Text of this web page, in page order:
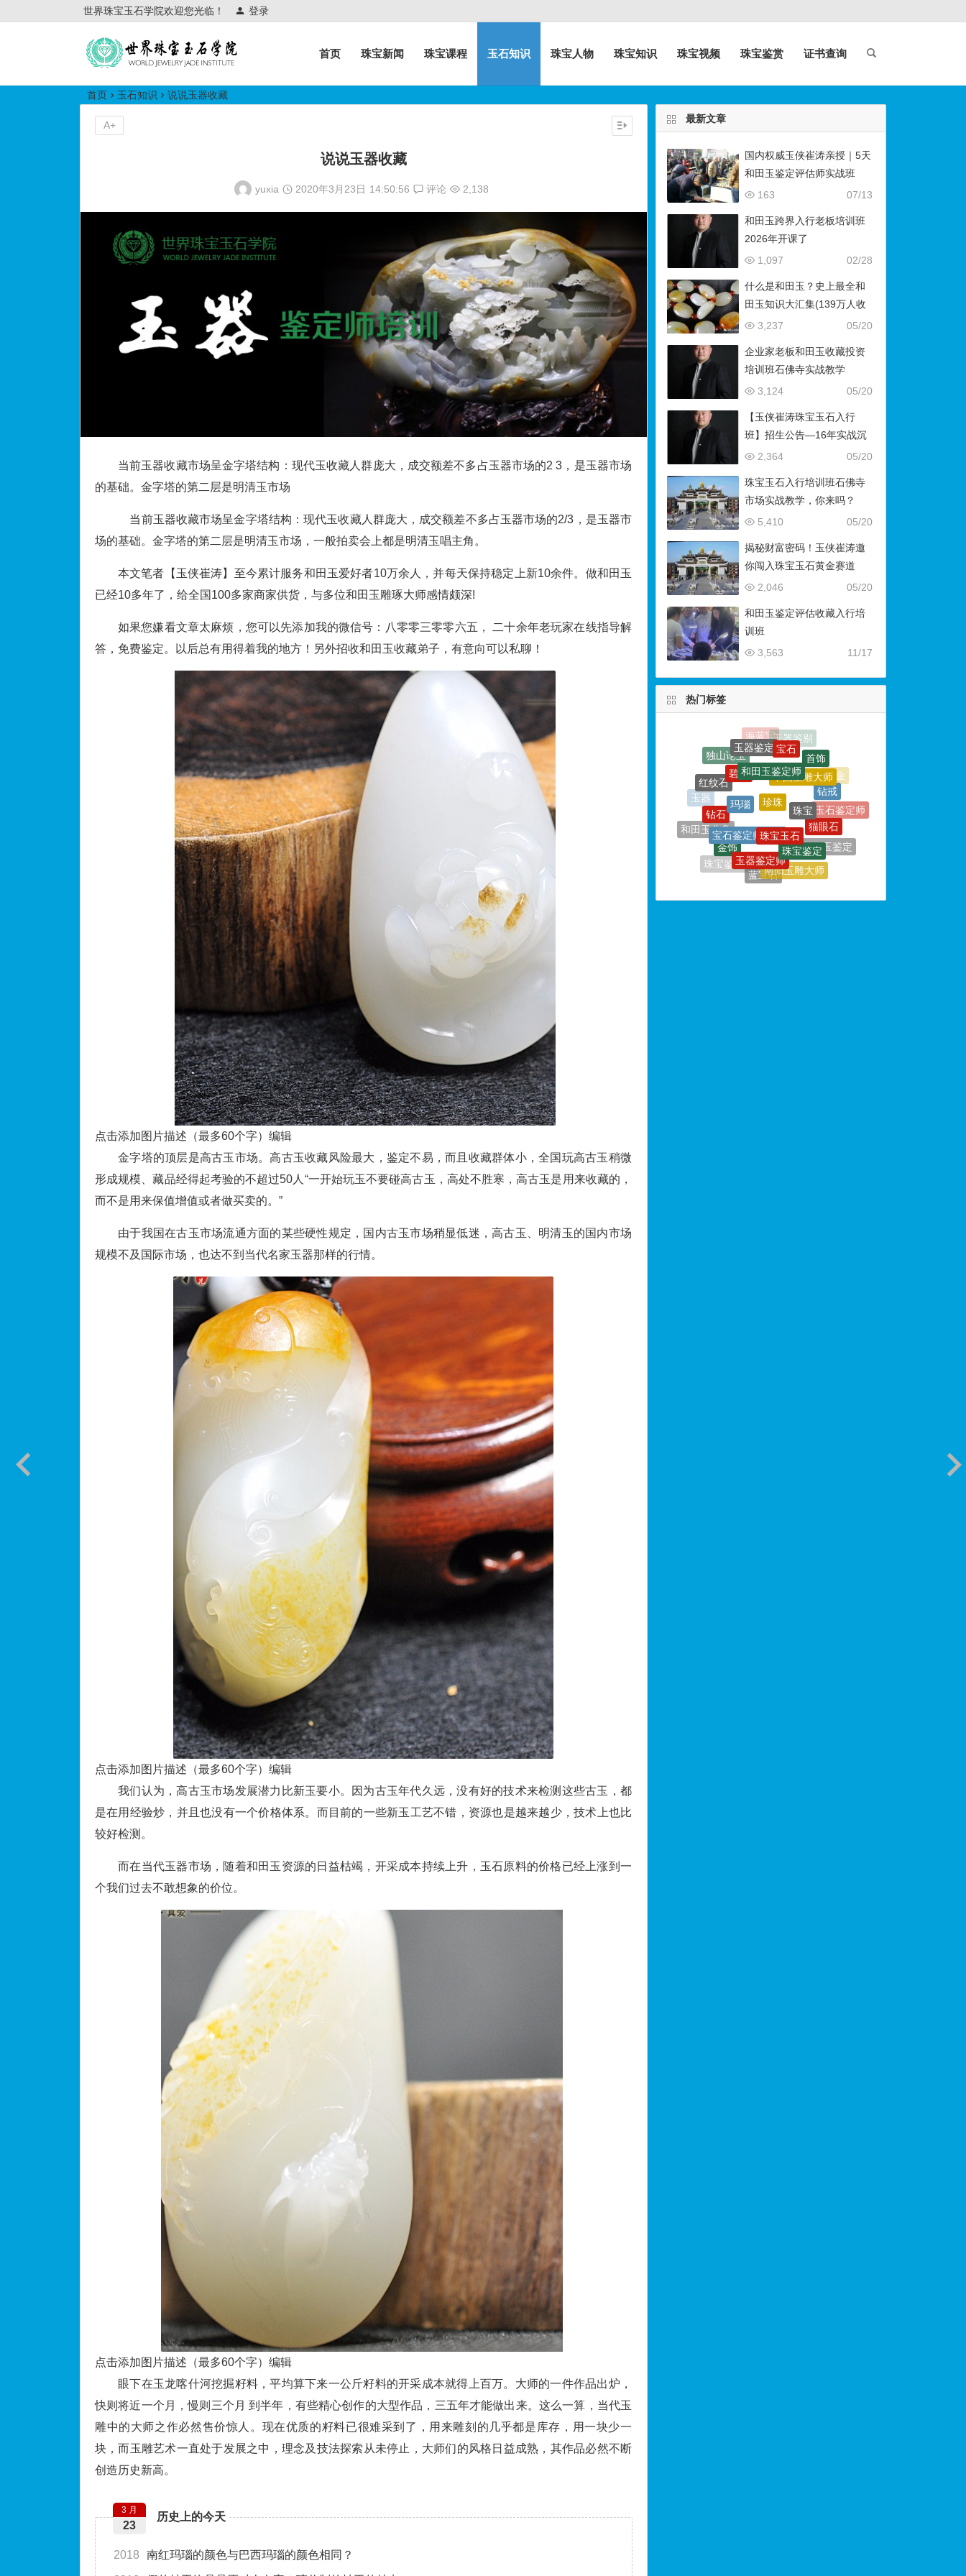
世界珠宝玉石学院欢迎您光临！ 登录
世界珠宝玉石学院培训中心
首页 珠宝新闻 珠宝课程 玉石知识 珠宝人物 珠宝知识 珠宝视频 珠宝鉴赏 证书查询
首页 玉石知识 说说玉器收藏
说说玉器收藏
yuxia 2020年3月23日 14:50:56 评论 2,138
当前玉器收藏市场呈金字塔结构：现代玉收藏人群庞大，成交额差不多占玉器市场的2 3，是玉器市场
的基础。金字塔的第二层是明清玉市场
当前玉器收藏市场呈金字塔结构：现代玉收藏人群庞大，成交额差不多占玉器市场的2/3，是玉器市
场的基础。金字塔的第二层是明清玉市场，一般拍卖会上都是明清玉唱主角。
本文笔者【玉侠崔涛】至今累计服务和田玉爱好者10万余人，并每天保持稳定上新10余件。做和田玉
已经10多年了，给全国100多家商家供货，与多位和田玉雕琢大师感情颇深!
如果您嫌看文章太麻烦，您可以先添加我的微信号：八零零三零零六五， 二十余年老玩家在线指导解
答，免费鉴定。以后总有用得着我的地方！另外招收和田玉收藏弟子，有意向可以私聊！
点击添加图片描述（最多60个字） 编辑
金字塔的顶层是高古玉市场。高古玉收藏风险最大，鉴定不易，而且收藏群体小，全国玩高古玉稍微
形成规模、藏品经得起考验的不超过50人“一开始玩玉不要碰高古玉，高处不胜寒，高古玉是用来收藏的，
而不是用来保值增值或者做买卖的。”
由于我国在古玉市场流通方面的某些硬性规定，国内古玉市场稍显低迷，高古玉、明清玉的国内市场
规模不及国际市场，也达不到当代名家玉器那样的行情。
点击添加图片描述（最多60个字） 编辑
我们认为，高古玉市场发展潜力比新玉要小。因为古玉年代久远，没有好的技术来检测这些古玉，都
是在用经验炒，并且也没有一个价格体系。而目前的一些新玉工艺不错，资源也是越来越少，技术上也比
较好检测。
而在当代玉器市场，随着和田玉资源的日益枯竭，开采成本持续上升，玉石原料的价格已经上涨到一
个我们过去不敢想象的价位。
点击添加图片描述（最多60个字） 编辑
眼下在玉龙喀什河挖掘籽料，平均算下来一公斤籽料的开采成本就得上百万。大师的一件作品出炉，
快则将近一个月，慢则三个月 到半年，有些精心创作的大型作品，三五年才能做出来。这么一算，当代玉
雕中的大师之作必然售价惊人。现在优质的籽料已很难采到了，用来雕刻的几乎都是库存，用一块少一
块，而玉雕艺术一直处于发展之中，理念及技法探索从未停止，大师们的风格日益成熟，其作品必然不断
创造历史新高。
历史上的今天
3 月
23
2018 南红玛瑙的颜色与巴西玛瑙的颜色相同？
A+
最新文章
国内权威玉侠崔涛亲授｜5天
和田玉鉴定评估师实战班
（石佛寺9月开班）
07/13
163
和田玉跨界入行老板培训班
2026年开课了
02/28
1,097
什么是和田玉？史上最全和
田玉知识大汇集(139万人收
藏）
05/20
3,237
企业家老板和田玉收藏投资
培训班石佛寺实战教学
05/20
3,124
【玉侠崔涛珠宝玉石入行
班】招生公告—16年实战沉
淀，助你叩开财富与传承之
05/20
2,364
珠宝玉石入行培训班石佛寺
市场实战教学，你来吗？
05/20
5,410
揭秘财富密码！玉侠崔涛邀
你闯入珠宝玉石黄金赛道
05/20
2,046
和田玉鉴定评估收藏入行培
训班
11/17
3,563
热门标签
玉器
红纹石
碧玉
和田玉鉴定师
中国玉雕大师
钻戒
玉石鉴定师
绿松石
翡翠
石榴石
和田玉标本
祖母绿
坦桑石
和田玉公盘
钻石
玛瑙
珍珠
珠宝
猫眼石
和田玉鉴定
玉石雕刻
橄榄石
和田玉收藏
珠宝鉴定师
金饰
宝石鉴定师培训珠宝玉石
珠宝鉴定
南阳玉雕大师
蓝宝石
玉器鉴定师